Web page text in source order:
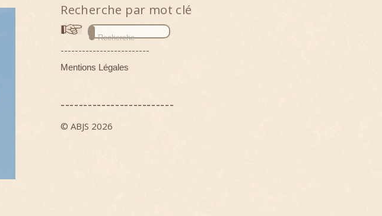
Recherche par mot clé
-------------------------
Mentions Légales
-------------------------
© ABJS 2026